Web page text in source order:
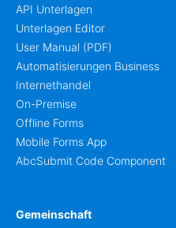
API Unterlagen
Unterlagen Editor
User Manual (PDF)
Automatisierungen Business
Internethandel
On-Premise
Offline Forms
Mobile Forms App
AbcSubmit Code Component
Gemeinschaft